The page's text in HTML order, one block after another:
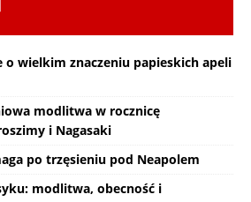
o wielkim znaczeniu papieskich apeli
modlitwa w rocznicę
i Nagasaki
po trzęsieniu pod Neapolem
modlitwa, obecność i